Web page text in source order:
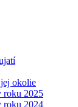
okolie
roku 2025
roku 2024